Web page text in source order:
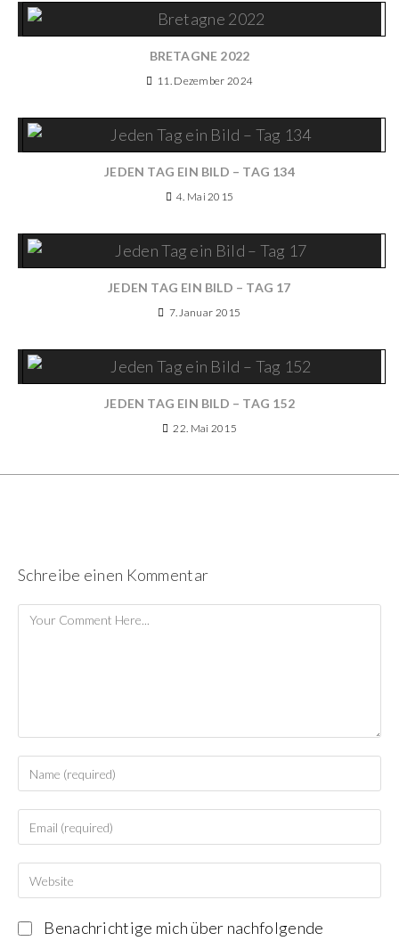
BRETAGNE 2022
11. Dezember 2024
JEDEN TAG EIN BILD – TAG 134
4. Mai 2015
JEDEN TAG EIN BILD – TAG 17
7. Januar 2015
JEDEN TAG EIN BILD – TAG 152
22. Mai 2015
Schreibe einen Kommentar
Benachrichtige mich über nachfolgende